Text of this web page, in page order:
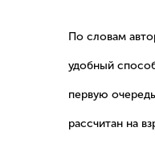
По словам
удобный
первую
рассчитан на